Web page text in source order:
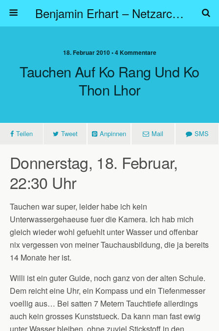
Benjamin Erhart – Netzarchitekt
18. Februar 2010 • 4 Kommentare
Tauchen Auf Ko Rang Und Ko
Thon Lhor
Teilen Tweet Anpinnen Mail SMS
Donnerstag, 18. Februar,
22:30 Uhr
Tauchen war super, leider habe ich kein
Unterwassergehaeuse fuer die Kamera. Ich hab mich
gleich wieder wohl gefuehlt unter Wasser und offenbar
nix vergessen von meiner Tauchausbildung, die ja bereits
14 Monate her ist.
Willi ist ein guter Guide, noch ganz von der alten Schule.
Dem reicht eine Uhr, ein Kompass und ein Tiefenmesser
voellig aus… Bei satten 7 Metern Tauchtiefe allerdings
auch kein grosses Kunststueck. Da kann man fast ewig